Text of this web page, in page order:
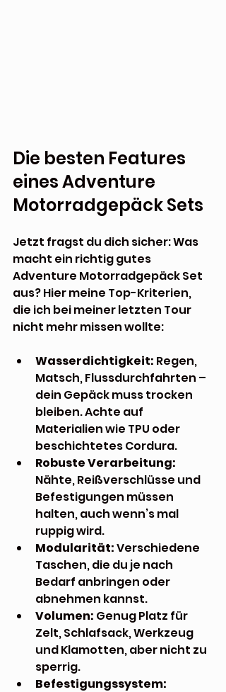
Die besten Features
eines Adventure
Motorradgepäck Sets
Jetzt fragst du dich sicher: Was
macht ein richtig gutes
Adventure Motorradgepäck Set
aus? Hier meine Top-Kriterien,
die ich bei meiner letzten Tour
nicht mehr missen wollte:
Wasserdichtigkeit: Regen,
Matsch, Flussdurchfahrten –
dein Gepäck muss trocken
bleiben. Achte auf
Materialien wie TPU oder
beschichtetes Cordura.
Robuste Verarbeitung:
Nähte, Reißverschlüsse und
Befestigungen müssen
halten, auch wenn’s mal
ruppig wird.
Modularität: Verschiedene
Taschen, die du je nach
Bedarf anbringen oder
abnehmen kannst.
Volumen: Genug Platz für
Zelt, Schlafsack, Werkzeug
und Klamotten, aber nicht zu
sperrig.
Befestigungssystem: